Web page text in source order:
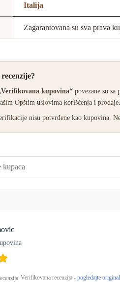
Italija
Zagarantovana su sva prava
kupovina“povezane su sa
Opštim uslovima korišćenja i
nisu potvrđene kao kupovina.
Verifikovana recenzija - pogledajte original